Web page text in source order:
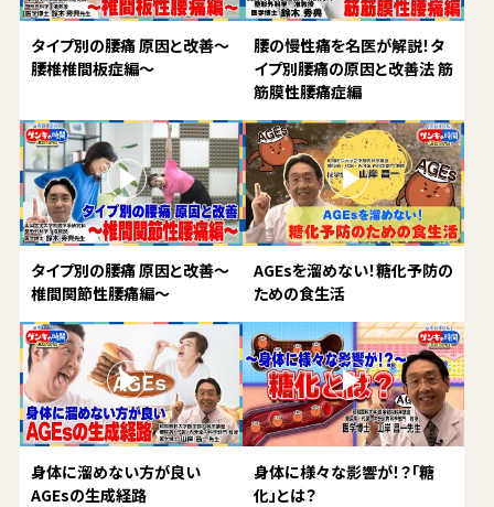
タイプ別の腰痛 原因と改善～
腰椎椎間板症編～
腰の慢性痛を名医が解説！タ
イプ別腰痛の原因と改善法 筋
筋膜性腰痛症編
タイプ別の腰痛 原因と改善～
椎間関節性腰痛編～
AGEsを溜めない！糖化予防の
ための食生活
身体に溜めない方が良い
AGEsの生成経路
身体に様々な影響が！？「糖
化」とは？